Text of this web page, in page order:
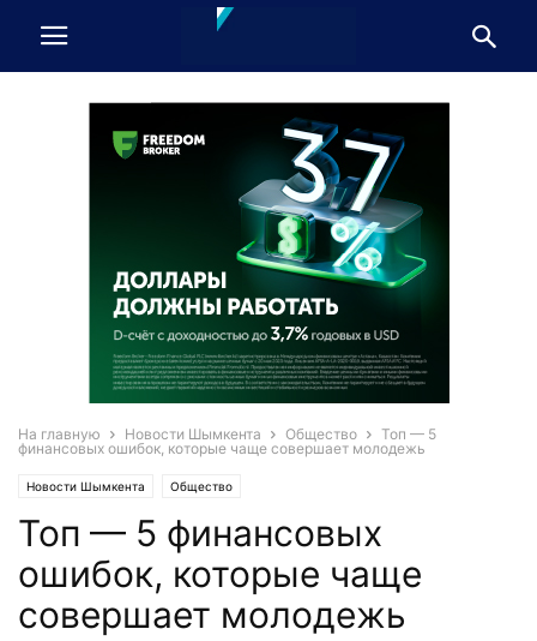
На главную Новости Шымкента Общество
Топ — 5
финансовых ошибок, которые чаще совершает молодежь
Новости Шымкента Общество
Топ — 5 финансовых
ошибок, которые чаще
совершает молодежь